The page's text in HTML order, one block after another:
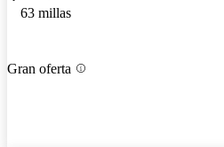
63 millas
Gran oferta